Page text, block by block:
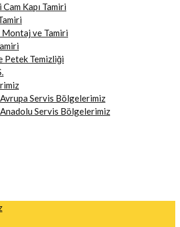
Kapı Tamiri
ve Tamiri
Petek Temizliği
Servis Bölgelerimiz
Servis Bölgelerimiz